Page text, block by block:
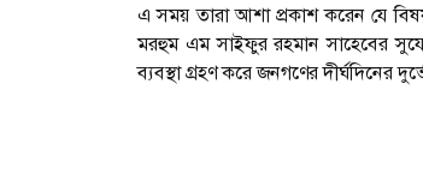
এ সময় তারা আশা প্রকাশ করেন যে
মরহুম এম সাইফুর রহমান সাহেবের
ব্যবস্থা গ্রহণ করে জনগণের দীর্ঘদিনের